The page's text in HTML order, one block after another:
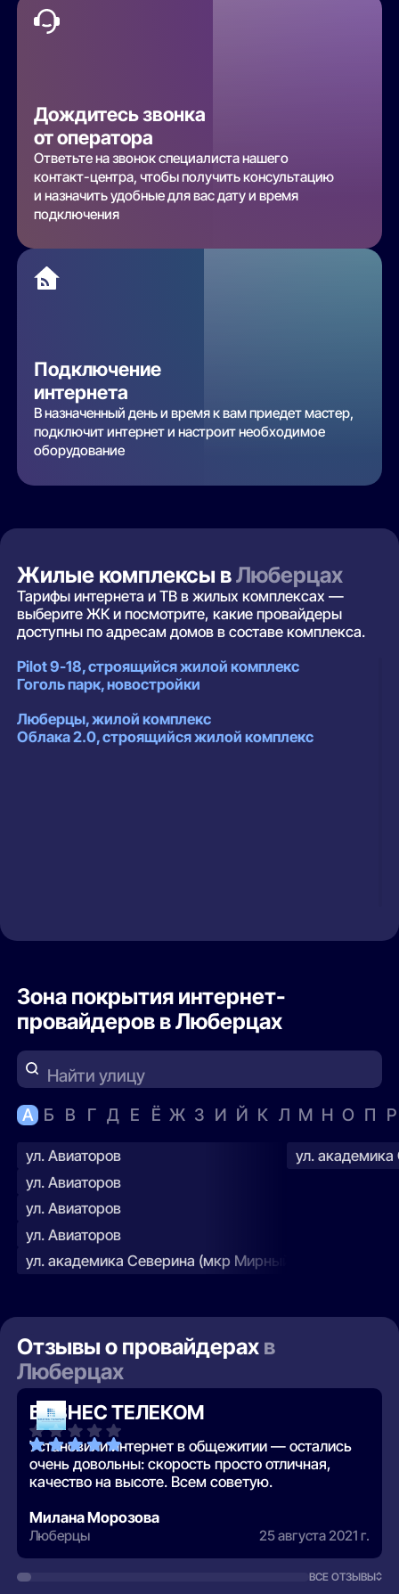
Дождитесь звонка
от оператора
Ответьте на звонок специалиста нашего
контакт-центра, чтобы получить консультацию
и назначить удобные для вас дату и время
подключения
Подключение
интернета
В назначенный день и время к вам приедет мастер,
подключит интернет и настроит необходимое
оборудование
Жилые комплексы вЛюберцах
Тарифы интернета и ТВ в жилых комплексах —
выберите ЖК и посмотрите, какие провайдеры
доступны по адресам домов в составе комплекса.
Pilot 9-18, строящийся жилой комплекс
Гоголь парк, новостройки
Люберцы, жилой комплекс
Облака 2.0, строящийся жилой комплекс
Зона покрытия интернет-
провайдеров в Люберцах
Найти улицу
А Б В Г Д Е Ё Ж З И Й К Л М Н О П Р
ул. Авиаторов
ул. Авиаторов
ул. Авиаторов
ул. Авиаторов
ул. академика Северина (мкр Мирный (п Мирный))
ул.
Отзывы о провайдерах в
Люберцах
БИЗНЕС ТЕЛЕКОМ
Установили интернет в общежитии — остались
очень довольны: скорость просто отличная,
качество на высоте. Всем советую.
Милана Морозова
Люберцы 25 августа 2021 г.
ВСЕ ОТЗЫВЫ